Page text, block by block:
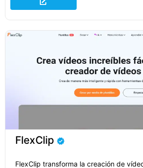
FlexClip
FlexClip transforma la creación de